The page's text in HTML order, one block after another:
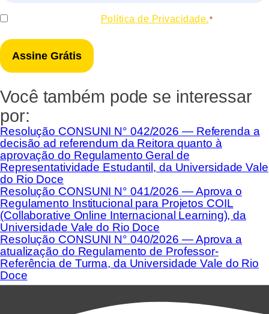
Consentir Política de Privacidade. *
Você também pode se interessar
por:
Resolução CONSUNI N° 042/2026 — Referenda a
decisão ad referendum da Reitora quanto à
aprovação do Regulamento Geral de
Representatividade Estudantil, da Universidade Vale
do Rio Doce
Resolução CONSUNI N° 041/2026 — Aprova o
Regulamento Institucional para Projetos COIL
(Collaborative Online Internacional Learning), da
Universidade Vale do Rio Doce
Resolução CONSUNI N° 040/2026 — Aprova a
atualização do Regulamento de Professor-
Referência de Turma, da Universidade Vale do Rio
Doce